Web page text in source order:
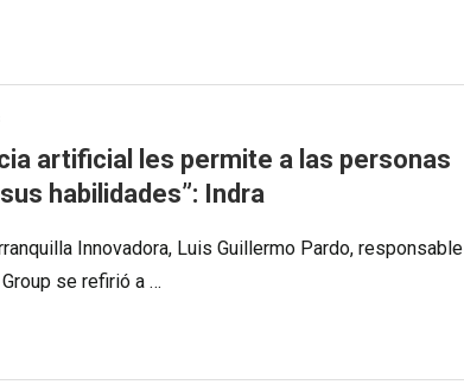
artificial les permite a las personas
habilidades”: Indra
Innovadora, Luis Guillermo Pardo,
Group se refirió a …